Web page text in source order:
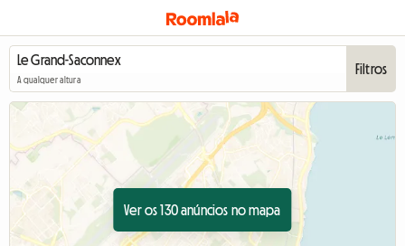
A qualquer altura
Filtros
Ver os 130 anúncios no mapa